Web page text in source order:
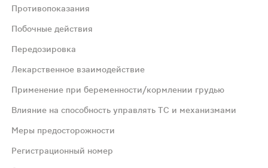
к нему микроорганизмами. В частности,
приема 2 раза/сут. Для детей младше 12
рвота и диарея. Имеются сообщения о
Противопоказания
Побочные действия
Передозировка
Лекарственное взаимодействие
Применение при беременности/кормлении грудью
Влияние на способность управлять ТС и механизмами
Меры предосторожности
Регистрационный номер